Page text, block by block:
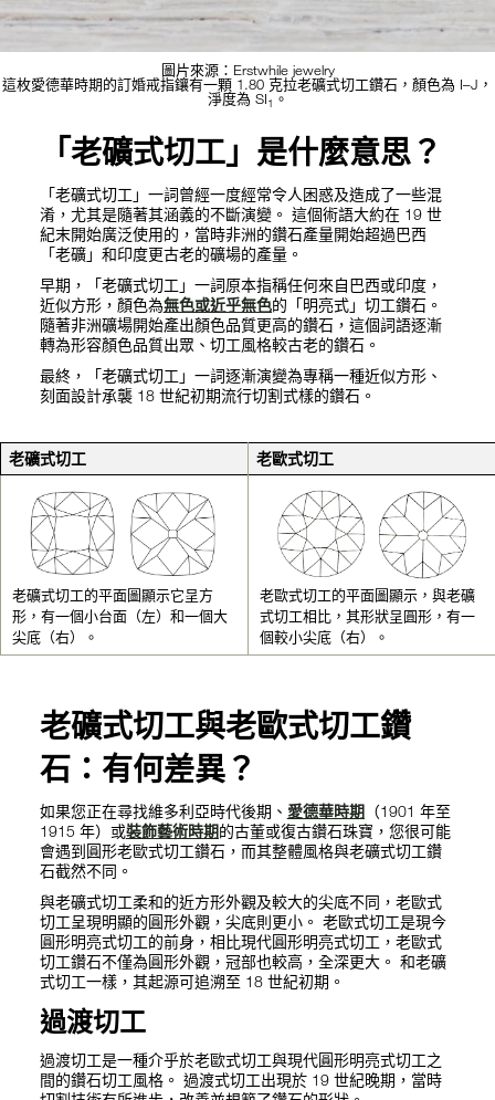
圖片來源：Erstwhile jewelry
這枚愛德華時期的訂婚戒指鑲有一顆 1.80 克拉老礦式切工鑽石，顏色為 I–J，
淨度為 SI1 。
「老礦式切工」是什麼意思？
「老礦式切工」一詞曾經一度經常令人困惑及造成了一些混
淆，尤其是隨著其涵義的不斷演變。 這個術語大約在 19 世
紀末開始廣泛使用的，當時非洲的鑽石產量開始超過巴西
「老礦」和印度更古老的礦場的產量。
早期，「老礦式切工」一詞原本指稱任何來自巴西或印度，
近似方形，顏色為無色或近乎無色的「明亮式」切工鑽石。
隨著非洲礦場開始產出顏色品質更高的鑽石，這個詞語逐漸
轉為形容顏色品質出眾、切工風格較古老的鑽石。
最終，「老礦式切工」一詞逐漸演變為專稱一種近似方形、
刻面設計承襲 18 世紀初期流行切割式樣的鑽石。
老礦式切工 老歐式切工
老礦式切工的平面圖顯示它呈方
形，有一個小台面（左）和一個大
尖底（右）。
老歐式切工的平面圖顯示，與老礦
式切工相比，其形狀呈圓形，有一
個較小尖底（右）。
老礦式切工與老歐式切工鑽
石：有何差異？
如果您正在尋找維多利亞時代後期、 愛德華時期（1901 年至
1915 年）或裝飾藝術時期的古董或復古鑽石珠寶，您很可能
會遇到圓形老歐式切工鑽石，而其整體風格與老礦式切工鑽
石截然不同。
與老礦式切工柔和的近方形外觀及較大的尖底不同，老歐式
切工呈現明顯的圓形外觀，尖底則更小。​ 老歐式切工是現今
圓形明亮式切工的前身，相比現代圓形明亮式切工，老歐式
切工鑽石不僅為圓形外觀，冠部也較高，全深更大。 和老礦
式切工一樣，其起源可追溯至 18 世紀初期。
過渡切工
過渡切工是一種介乎於老歐式切工與現代圓形明亮式切工之
間的鑽石切工風格。 過渡式切工出現於 19 世紀晚期，當時